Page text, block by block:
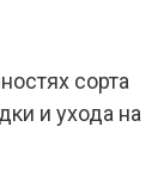
сорта
и ухода на